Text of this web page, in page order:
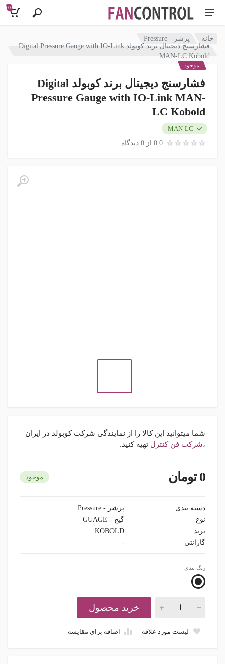
0
خانه
پرشر - Pressure
فشارسنج دیجیتال برند کوبولد Digital Pressure Gauge with IO-Link
MAN-LC Kobold
فشارسنج دیجیتال برند کوبولد Digital
Pressure Gauge with IO-Link MAN-
LC Kobold
0.0 از 0 دیدگاه
MAN-LC
شما میتوانید این کالا را از نمایندگی شرکت کوبولد در ایران
،شرکت فن کنترل تهیه کنید.
موجود
0 تومان موجود
دسته بندی
پرشر - Pressure
نوع
گیج - GUAGE
برند
KOBOLD
گارانتی
-
رنگ بندی
خرید محصول
لیست مورد علاقه اضافه برای مقایسه